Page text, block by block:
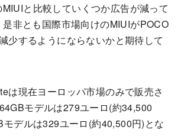
と比較していくつか広告が減って
非とも国際市場向けのMIUIがPOCO
少するようにならないかと期待して
は現在ヨーロッパ市場のみで販売さ
モデルは279ユーロ(約34,500
デルは329ユーロ(約40,500円)とな